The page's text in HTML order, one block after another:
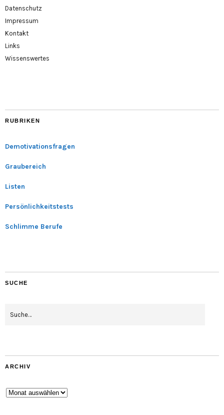
Datenschutz
Impressum
Kontakt
Links
Wissenswertes
RUBRIKEN
Demotivationsfragen
Graubereich
Listen
Persönlichkeitstests
Schlimme Berufe
SUCHE
ARCHIV
Archiv